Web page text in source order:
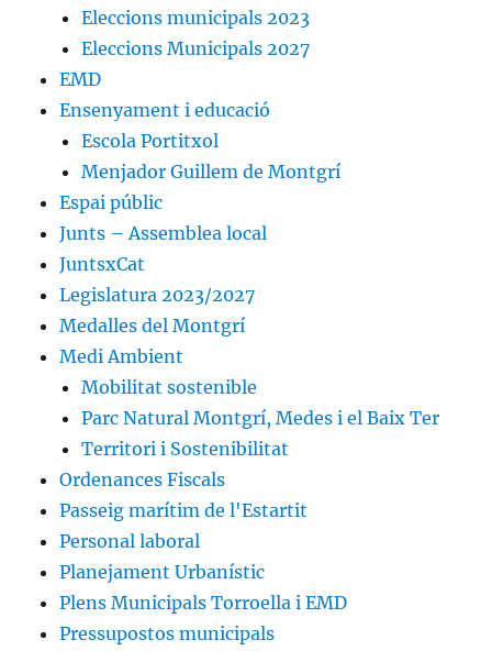
Eleccions municipals 2023
Eleccions Municipals 2027
EMD
Ensenyament i educació
Escola Portitxol
Menjador Guillem de Montgrí
Espai públic
Junts – Assemblea local
JuntsxCat
Legislatura 2023/2027
Medalles del Montgrí
Medi Ambient
Mobilitat sostenible
Parc Natural Montgrí, Medes i el Baix Ter
Territori i Sostenibilitat
Ordenances Fiscals
Passeig marítim de l'Estartit
Personal laboral
Planejament Urbanístic
Plens Municipals Torroella i EMD
Pressupostos municipals